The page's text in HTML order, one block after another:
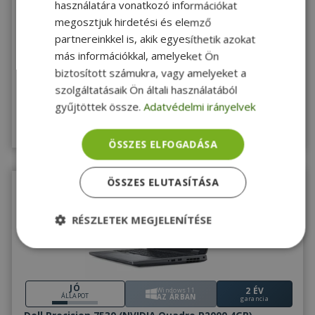
Dell Latitude 5400 (Touchscreen) - 15216355
Intel® i5-8265U, 16GB DDR4 RAM, 256GB (M.2) SSD, 14" (35,5 cm), 1920 x
1080 (Full HD), UHD 620, Windows 11 Pro OS
135 990 Ft
Vásárolj kuponnal 122 400 Ft
Megnézem
JÓ
ÁLLAPOT
Windows 11
AZ ÁRBAN 2 ÉV
garancia
használatára vonatkozó információkat
megosztjuk hirdetési és elemző
partnereinkkel is, akik egyesíthetik azokat
más információkkal, amelyeket Ön
biztosított számukra, vagy amelyeket a
szolgáltatásaik Ön általi használatából
gyűjtöttek össze. Adatvédelmi irányelvek
ÖSSZES ELFOGADÁSA
ÖSSZES ELUTASÍTÁSA
RÉSZLETEK MEGJELENÍTÉSE
Elengedhetetlenül
szükséges
Teljesítmény